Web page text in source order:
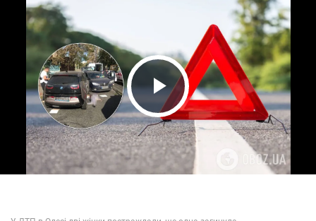
Play Video